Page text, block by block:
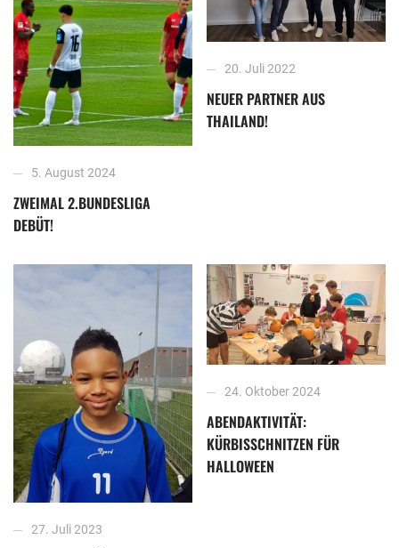
5. August 2024
ZWEIMAL 2.BUNDESLIGA
DEBÜT!
20. Juli 2022
NEUER PARTNER AUS
THAILAND!
27. Juli 2023
24. Oktober 2024
ABENDAKTIVITÄT:
KÜRBISSCHNITZEN FÜR
HALLOWEEN